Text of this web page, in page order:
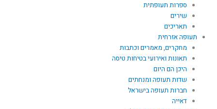
ספרות תעופתית
שירים
תאריכים
תעופה אזרחית
מחקרים, מאמרים וכתבות
תאונות ואירועי בטיחות טיסה
היכן הם היום
שדות תעופה ומנחתים
חברות תעופה בישראל
דאייה